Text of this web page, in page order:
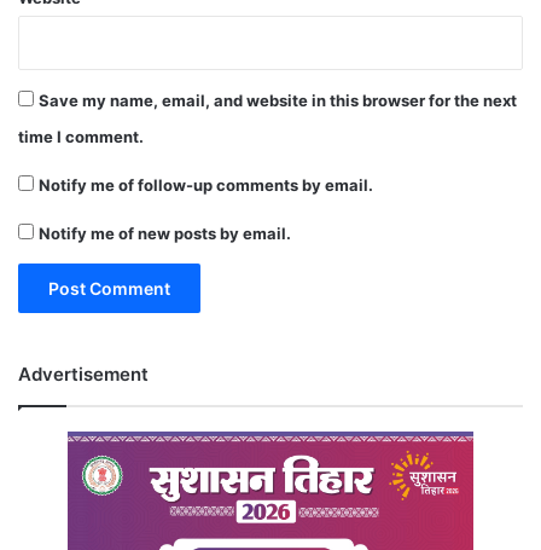
Save my name, email, and website in this browser for the next
time I comment.
Notify me of follow-up comments by email.
Notify me of new posts by email.
Advertisement